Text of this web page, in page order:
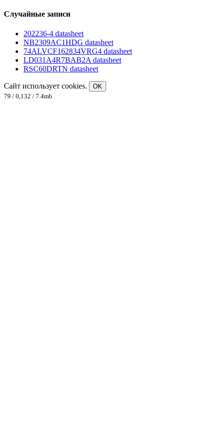
Случайные записи
202236-4 datasheet
NB2309AC1HDG datasheet
74ALVCF162834VRG4 datasheet
LD031A4R7BAB2A datasheet
RSC60DRTN datasheet
Сайт использует cookies.
OK
79 / 0,132 / 7.4mb